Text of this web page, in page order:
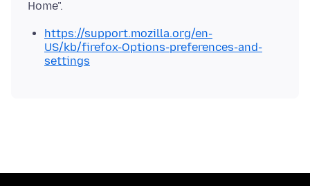
https://support.mozilla.org/en-
US/kb/firefox-Options-preferences-and-
settings